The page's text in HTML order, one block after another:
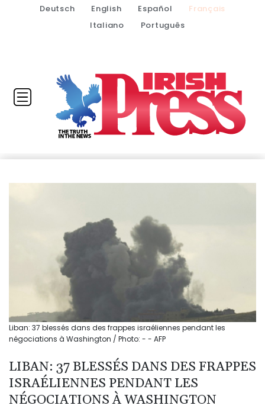
Deutsch English Español
Français
Italiano
Português
Liban: 37 blessés dans des frappes israéliennes pendant les
négociations à Washington / Photo: - - AFP
LIBAN: 37 BLESSÉS DANS DES FRAPPES
ISRAÉLIENNES PENDANT LES
NÉGOCIATIONS À WASHINGTON